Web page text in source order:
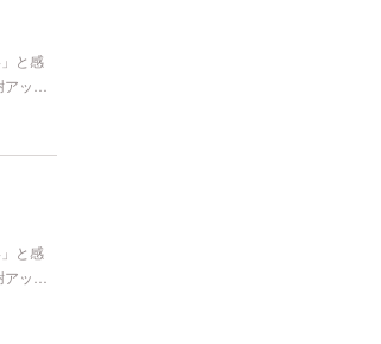
と感
ッ…
と感
ッ…